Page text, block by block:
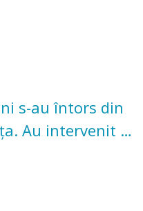
s-au întors din
Au intervenit la
și pădure